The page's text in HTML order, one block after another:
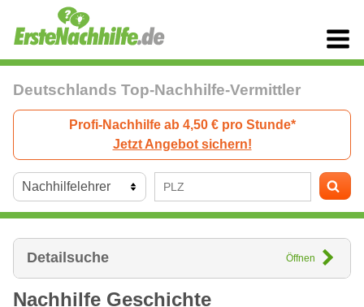
Deutschlands Top-Nachhilfe-Vermittler
Profi-Nachhilfe ab 4,50 € pro Stunde*
Jetzt Angebot sichern!
Detailsuche Öffnen
Nachhilfe Geschichte